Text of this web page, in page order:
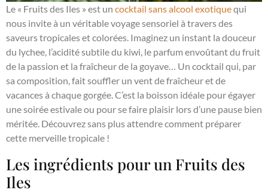
Le « Fruits des Iles » est un cocktail sans alcool exotiquequi
nous invite à un véritable voyage sensoriel à travers des
saveurs tropicales et colorées. Imaginez un instant la douceur
du lychee, l’acidité subtile du kiwi, le parfum envoûtant du fruit
de la passion et la fraîcheur de la goyave… Un cocktail qui, par
sa composition, fait souffler un vent de fraîcheur et de
vacances à chaque gorgée. C’est la boisson idéale pour égayer
une soirée estivale ou pour se faire plaisir lors d’une pause bien
méritée. Découvrez sans plus attendre comment préparer
cette merveille tropicale !
Les ingrédients pour un Fruits des
Iles